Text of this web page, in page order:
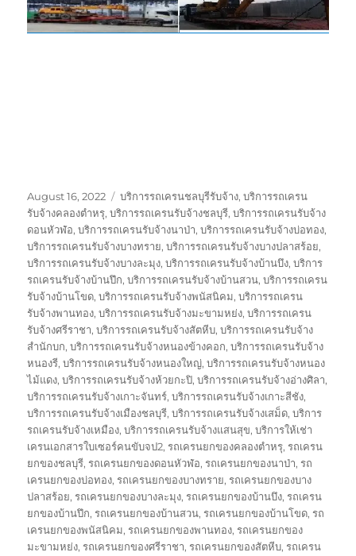
Posted
on
August 16, 2022 Tags
บริการรถเครนชลบุรีรับจ้าง,บริการรถเครน
รับจ้างคลองตำหรุ,บริการรถเครนรับจ้างชลบุรี,บริการรถเครนรับจ้าง
ดอนหัวฬ่อ,บริการรถเครนรับจ้างนาป่า,บริการรถเครนรับจ้างบ่อทอง,
บริการรถเครนรับจ้างบางทราย,บริการรถเครนรับจ้างบางปลาสร้อย,
บริการรถเครนรับจ้างบางละมุง,บริการรถเครนรับจ้างบ้านบึง,บริการ
รถเครนรับจ้างบ้านปึก,บริการรถเครนรับจ้างบ้านสวน,บริการรถเครน
รับจ้างบ้านโขด,บริการรถเครนรับจ้างพนัสนิคม,บริการรถเครน
รับจ้างพานทอง,บริการรถเครนรับจ้างมะขามหย่ง,บริการรถเครน
รับจ้างศรีราชา,บริการรถเครนรับจ้างสัตหีบ,บริการรถเครนรับจ้าง
สำนักบก,บริการรถเครนรับจ้างหนองข้างคอก,บริการรถเครนรับจ้าง
หนองรี,บริการรถเครนรับจ้างหนองใหญ่,บริการรถเครนรับจ้างหนอง
ไม้แดง,บริการรถเครนรับจ้างห้วยกะปิ,บริการรถเครนรับจ้างอ่างศิลา,
บริการรถเครนรับจ้างเกาะจันทร์,บริการรถเครนรับจ้างเกาะสีชัง,
บริการรถเครนรับจ้างเมืองชลบุรี,บริการรถเครนรับจ้างเสม็ด,บริการ
รถเครนรับจ้างเหมือง,บริการรถเครนรับจ้างแสนสุข,บริการให้เช่า
เครนเอกสารใบเซอร์คนขับจป2,รถเครนยกของคลองตำหรุ,รถเครน
ยกของชลบุรี,รถเครนยกของดอนหัวฬ่อ,รถเครนยกของนาป่า,รถ
เครนยกของบ่อทอง,รถเครนยกของบางทราย,รถเครนยกของบาง
ปลาสร้อย,รถเครนยกของบางละมุง,รถเครนยกของบ้านบึง,รถเครน
ยกของบ้านปึก,รถเครนยกของบ้านสวน,รถเครนยกของบ้านโขด,รถ
เครนยกของพนัสนิคม,รถเครนยกของพานทอง,รถเครนยกของ
มะขามหย่ง,รถเครนยกของศรีราชา,รถเครนยกของสัตหีบ,รถเครน